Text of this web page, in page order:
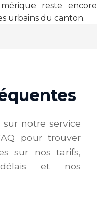
reste encore
urbains du canton.
sur notre service
pour trouver
sur nos tarifs,
et nos